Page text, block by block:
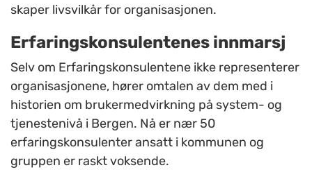
skaper livsvilkår for organisasjonen.
Erfaringskonsulentenes innmarsj
Selv om Erfaringskonsulentene ikke representerer
organisasjonene, hører omtalen av dem med i
historien om brukermedvirkning på system- og
tjenestenivå i Bergen. Nå er nær 50
erfaringskonsulenter ansatt i kommunen og
gruppen er raskt voksende.